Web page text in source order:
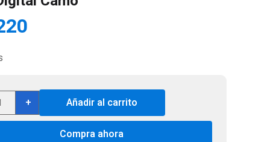
+ Añadir al carrito
Compra ahora